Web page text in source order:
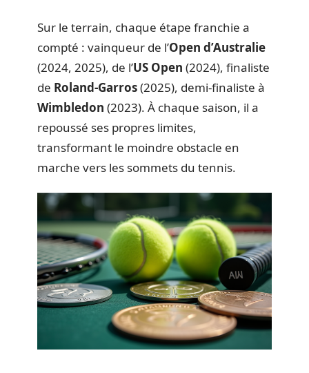
Sur le terrain, chaque étape franchie a
compté : vainqueur de l’Open d’Australie
(2024, 2025), de l’US Open (2024), finaliste
de Roland-Garros(2025), demi-finaliste à
Wimbledon (2023). À chaque saison, il a
repoussé ses propres limites,
transformant le moindre obstacle en
marche vers les sommets du tennis.